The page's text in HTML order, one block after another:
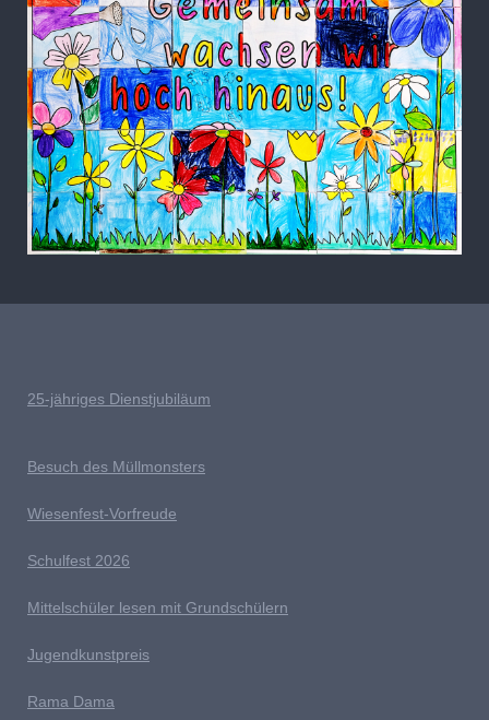
25-jähriges Dienstjubiläum
Besuch des Müllmonsters
Wiesenfest-Vorfreude
Schulfest 2026
Mittelschüler lesen mit Grundschülern
Jugendkunstpreis
Rama Dama